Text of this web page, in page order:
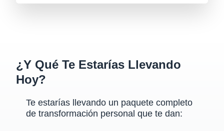
¿Y Qué Te Estarías Llevando
Hoy?
Te estarías llevando un paquete completo
de transformación personal que te dan: